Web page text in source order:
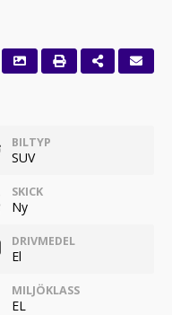
BILTYP
SUV
SKICK
Ny
DRIVMEDEL
El
MILJÖKLASS
EL